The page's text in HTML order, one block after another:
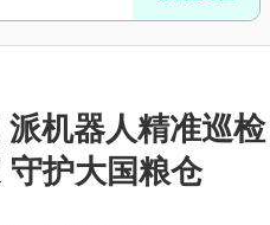
机器人精准巡检
护大国粮仓